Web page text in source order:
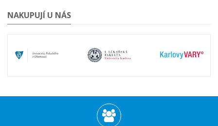
NAKUPUJÍ U NÁS